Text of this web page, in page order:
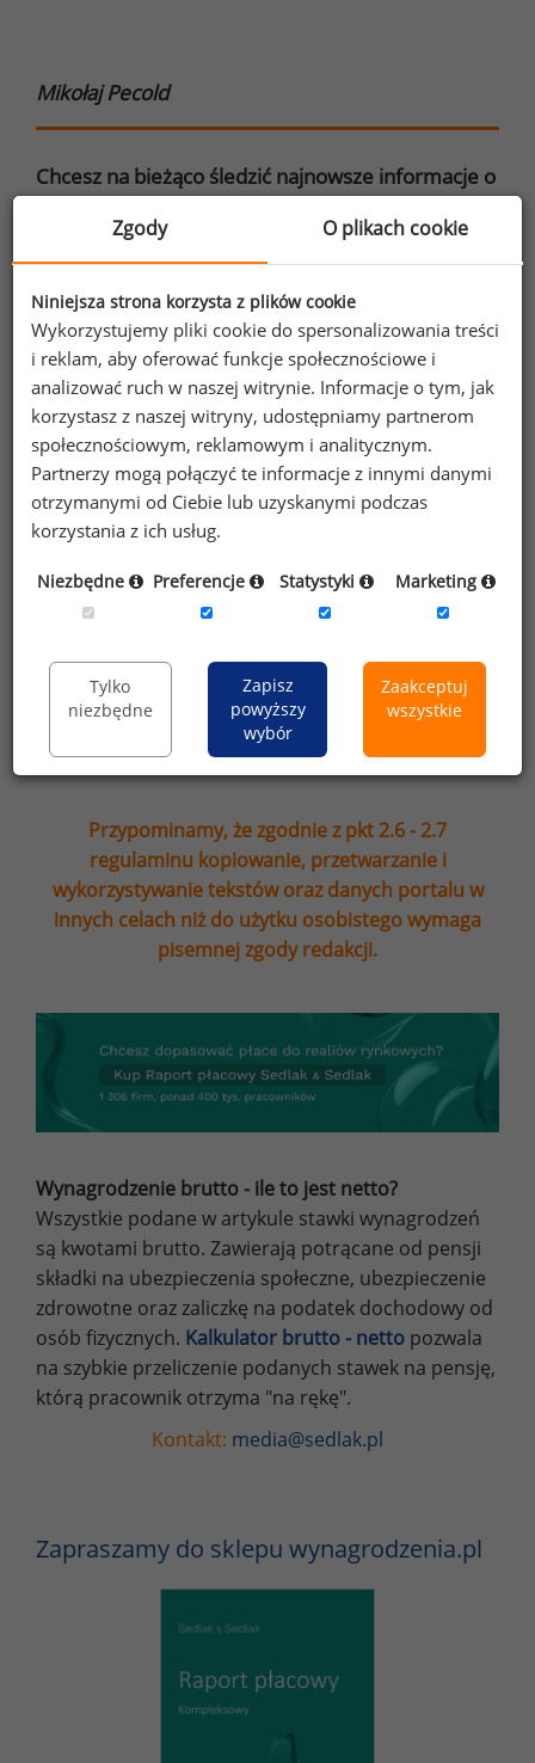
Mikołaj Pecold
Chcesz na bieżąco śledzić najnowsze informacje o
Zapisz się do newslettera!
Wyrażam zgodę na przetwarzanie moich
danych osobowych zawartych w
formularzu przez Sedlak
Sedlak sp. z o.o.
sp. k. w celu otrzymywania bezpłatnego
newsletter’a portalu wynagrodzenia.pl.
Wyrażam zgodę na przesyłanie na podany
informacji marketingowych. Oświadczam,
temat przetwarzania.
Zapisz
Przypominamy, że zgodnie z pkt 2.6 - 2.7
regulaminu kopiowanie, przetwarzanie i
wykorzystywanie tekstów oraz danych portalu w
innych celach niż do użytku osobistego wymaga
pisemnej zgody redakcji.
Wynagrodzenie brutto - ile to jest netto?
Wszystkie podane w artykule stawki wynagrodzeń
są kwotami brutto. Zawierają potrącane od pensji
składki na ubezpieczenia społeczne, ubezpieczenie
zdrowotne oraz zaliczkę na podatek dochodowy od
osób fizycznych. Kalkulator brutto - netto pozwala
na szybkie przeliczenie podanych stawek na pensję,
którą pracownik otrzyma "na rękę".
Kontakt: media@sedlak.pl
Zapraszamy do sklepu wynagrodzenia.pl
Zgody O plikach cookie
Niniejsza strona korzysta z plików cookie
Wykorzystujemy pliki cookie do spersonalizowania treści
i reklam, aby oferować funkcje społecznościowe i
analizować ruch w naszej witrynie. Informacje o tym, jak
korzystasz z naszej witryny, udostępniamy partnerom
społecznościowym, reklamowym i analitycznym.
Partnerzy mogą połączyć te informacje z innymi danymi
otrzymanymi od Ciebie lub uzyskanymi podczas
korzystania z ich usług.
Niezbędne Preferencje Statystyki Marketing
Tylko
niezbędne
Zapisz
powyższy
wybór
Zaakceptuj
wszystkie